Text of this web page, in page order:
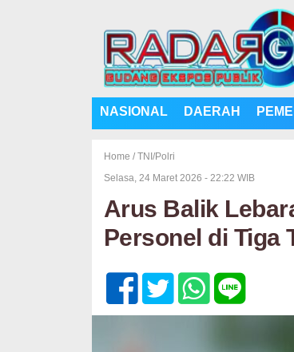
NASIONAL DAERAH
Home / TNI/Polri
Selasa, 24 Maret 2026 - 22:22 WIB
Arus Balik
Personel di Tiga